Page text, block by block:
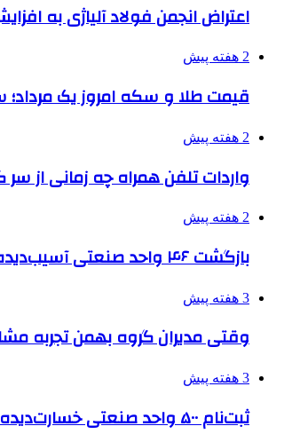
اعتراض انجمن فولاد آلیاژی به
2 هفته پیش
قیمت طلا و سکه امروز یک مرداد؛ سکه در مرز
2 هفته پیش
واردات تلفن همراه چه زمانی از
2 هفته پیش
بازگشت ۴۶ واحد صنعتی آسیب‌دیده دو جنگ اخیر البرز به چرخه تولید
3 هفته پیش
وقتی مدیران گروه بهمن تجربه
3 هفته پیش
ثبت‌نام ۵۰۰ واحد صنعتی خسارت‌دیده جنگ برای دریافت تسهیلات